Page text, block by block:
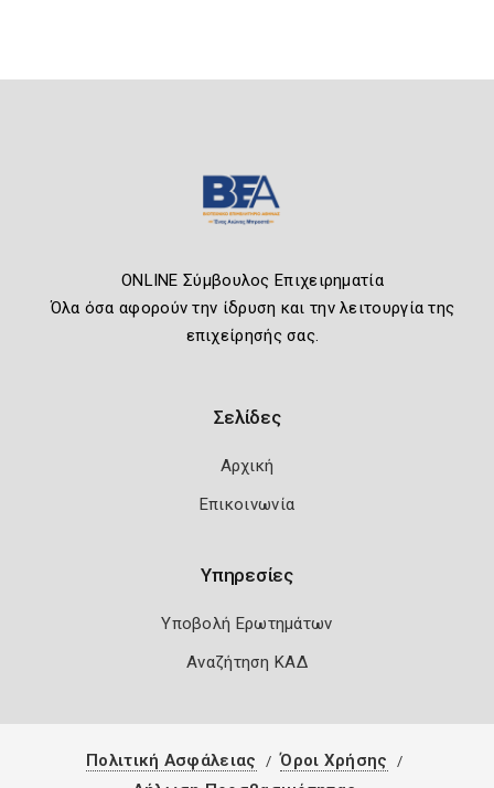
ONLINE Σύμβουλος Επιχειρηματία
Όλα όσα αφορούν την ίδρυση και την λειτουργία της
επιχείρησής σας.
Σελίδες
Αρχική
Επικοινωνία
Υπηρεσίες
Υποβολή Ερωτημάτων
Αναζήτηση ΚΑΔ
Πολιτική Ασφάλειας
Όροι Χρήσης